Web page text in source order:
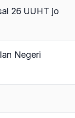
26 UUHT jo
Negeri